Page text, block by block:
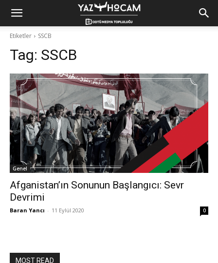
Yaz
Hocam!
Etiketler SSCB
Tag: SSCB
Genel
Afganistan’ın Sonunun Başlangıcı: Sevr
Devrimi
Baran Yancı - 11 Eylül 2020 0
MOST READ